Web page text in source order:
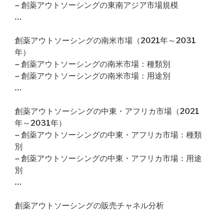
– 創薬アウトソーシングの東南アジア市場規模
…
創薬アウトソーシングの南米市場（2021年～2031
年）
– 創薬アウトソーシングの南米市場：種類別
– 創薬アウトソーシングの南米市場：用途別
…
創薬アウトソーシングの中東・アフリカ市場（2021
年～2031年）
– 創薬アウトソーシングの中東・アフリカ市場：種類
別
– 創薬アウトソーシングの中東・アフリカ市場：用途
別
…
創薬アウトソーシングの販売チャネル分析